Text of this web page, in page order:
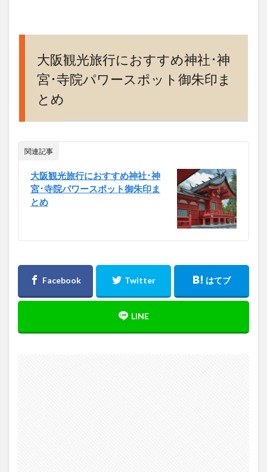
大阪観光旅行におすすめ神社･神
宮･寺院パワースポット御朱印ま
とめ
関連記事
大阪観光旅行におすすめ神社･神
宮･寺院パワースポット御朱印ま
とめ